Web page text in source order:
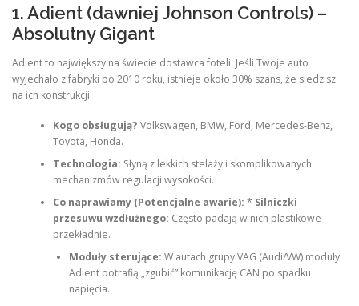
1. Adient (dawniej Johnson Controls) –
Absolutny Gigant
Adient to największy na świecie dostawca foteli. Jeśli Twoje auto
wyjechało z fabryki po 2010 roku, istnieje około 30% szans, że siedzisz
na ich konstrukcji.
Kogo obsługują? Volkswagen, BMW, Ford, Mercedes-Benz,
Toyota, Honda.
Technologia: Słyną z lekkich stelaży i skomplikowanych
mechanizmów regulacji wysokości.
Co naprawiamy (Potencjalne awarie): * Silniczki
przesuwu wzdłużnego: Często padają w nich plastikowe
przekładnie.
Moduły sterujące: W autach grupy VAG (Audi/VW) moduły
Adient potrafią „zgubić” komunikację CAN po spadku
napięcia.